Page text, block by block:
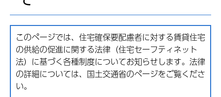
このページでは、住宅確保要配慮者に対する賃貸住宅
の供給の促進に関する法律（住宅セーフティネット
法）に基づく各種制度についてお知らせします。法律
の詳細については、国土交通省のページをご覧くださ
い。